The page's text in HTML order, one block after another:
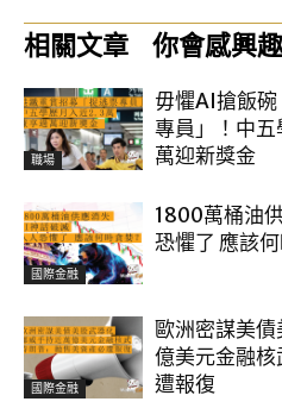
相關文章 你會感興趣
職場
毋懼AI搶飯
專員」！中
萬迎新獎金
國際金融
1800萬桶油
恐懼了 應該
國際金融
歐洲密謀美債
億美元金融
遭報復